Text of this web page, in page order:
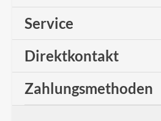
Service
Direktkontakt
Zahlungsmethoden